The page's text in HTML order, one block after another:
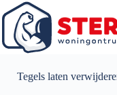
Tegels laten